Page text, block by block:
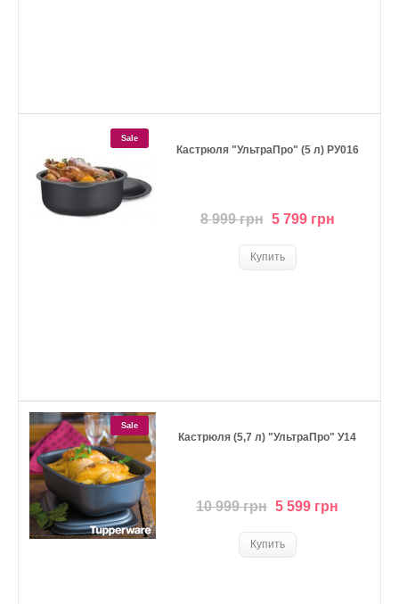
Sale
Кастрюля "УльтраПро" (5 л) РУ016
8 999 грн 5 799 грн
Sale
Кастрюля (5,7 л) "УльтраПро" У14
10 999 грн 5 599 грн